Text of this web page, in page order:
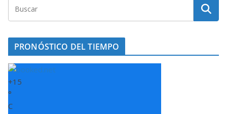
PRONÓSTICO DEL TIEMPO
+15
°
C